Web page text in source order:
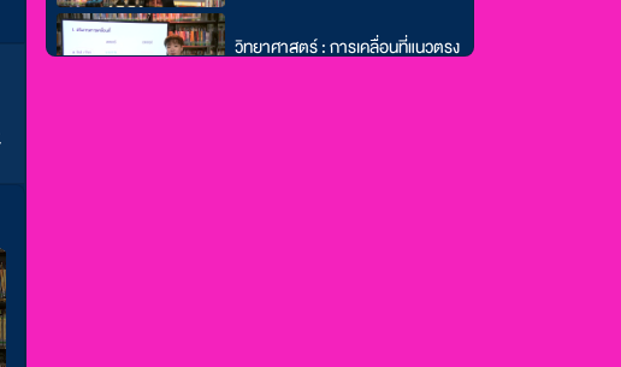
วิทยาศาสตร์ : การเคลื่อนที่แนวตรง